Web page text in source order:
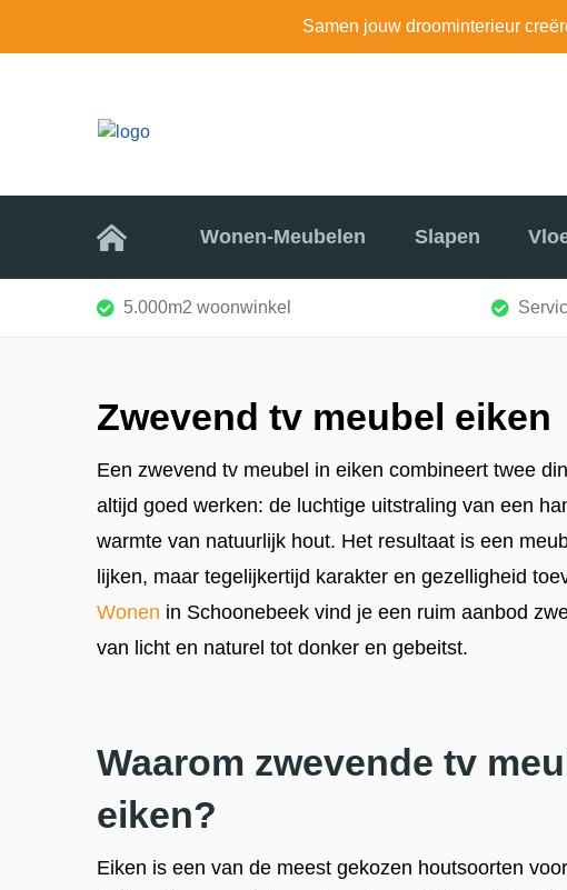
Samen jouw droominterieur
Home Wonen-Meubelen Slapen
5.000m2 woonwinkel
Zwevend tv meubel eiken
Een zwevend tv meubel in eiken combineert twee
altijd goed werken: de luchtige uitstraling van een
warmte van natuurlijk hout. Het resultaat is een
lijken, maar tegelijkertijd karakter en gezelligheid
Wonen in Schoonebeek vind je een ruim aanbod
van licht en naturel tot donker en gebeitst.
Waarom zwevende tv
eiken?
Eiken is een van de meest gekozen houtsoorten